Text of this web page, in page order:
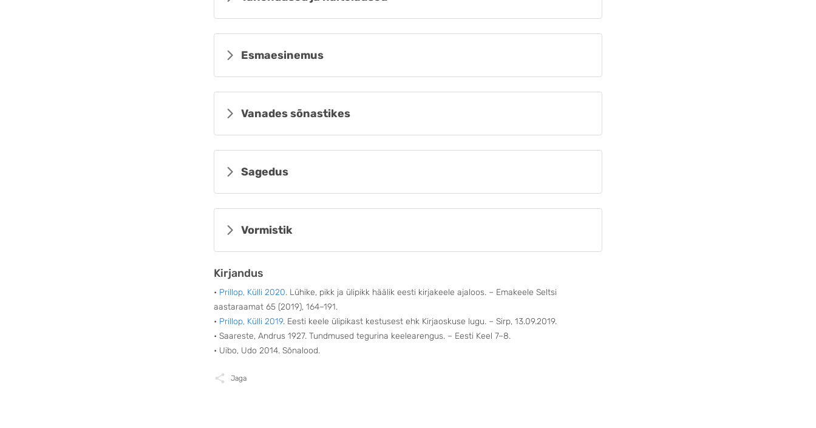
Esmaesinemus
Vanades sõnastikes
Sagedus
Vormistik
Kirjandus
• Prillop, Külli 2020. Lühike, pikk ja ülipikk häälik eesti kirjakeele ajaloos. – Emakeele Seltsi
aastaraamat 65 (2019), 164–191.
• Prillop, Külli 2019. Eesti keele ülipikast kestusest ehk Kirjaoskuse lugu. – Sirp, 13.09.2019.
• Saareste, Andrus 1927. Tundmused tegurina keelearengus. – Eesti Keel 7–8.
• Uibo, Udo 2014. Sõnalood.
Jaga